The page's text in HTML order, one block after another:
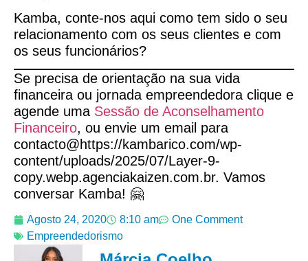
Kamba, conte-nos aqui como tem sido o seu
relacionamento com os seus clientes e com
os seus funcionários?
Se precisa de orientação na sua vida
financeira ou jornada empreendedora clique e
agende uma Sessão de Aconselhamento
Financeiro, ou envie um email para
contacto@https://kambarico.com/wp-
content/uploads/2025/07/Layer-9-
copy.webp.agenciakaizen.com.br. Vamos
conversar Kamba! 🤗
Agosto 24, 2020 8:10 am
One Comment
Empreendedorismo